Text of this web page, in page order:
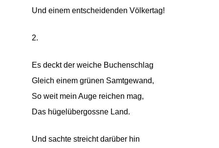
Und einem entscheidenden Völkertag!
2.
Es deckt der weiche Buchenschlag
Gleich einem grünen Samtgewand,
So weit mein Auge reichen mag,
Das hügelübergossne Land.
Und sachte streicht darüber hin